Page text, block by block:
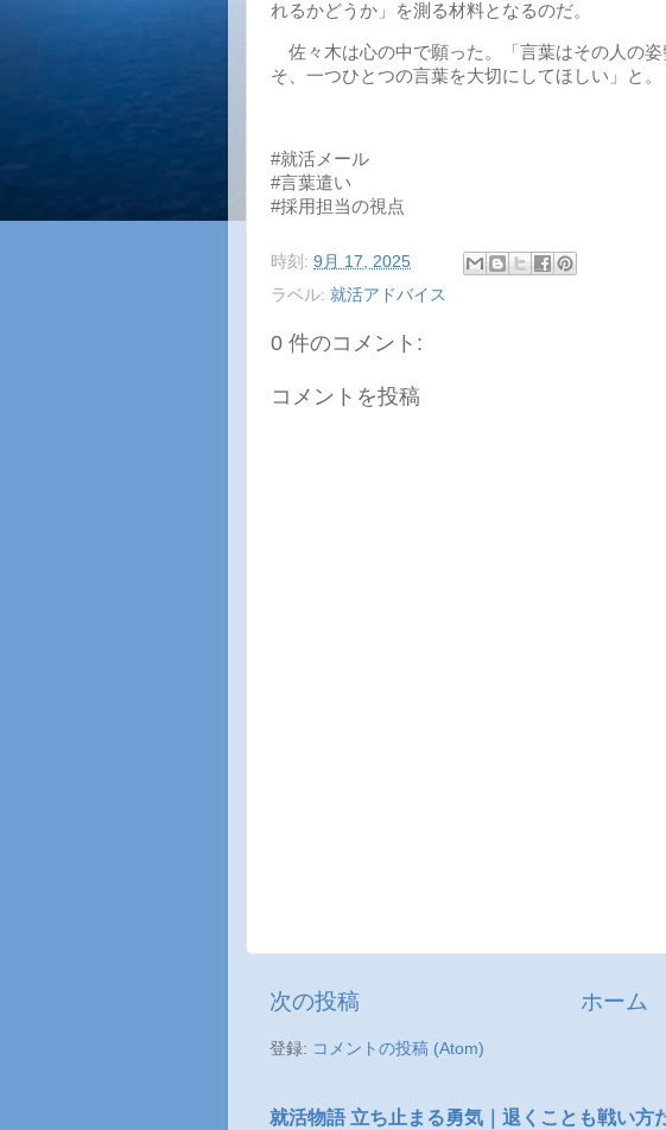
れるかどうか」を測る材料となるのだ。
佐々木は心の中で願った。「言葉はその人の
そ、一つひとつの言葉を大切にしてほしい」と。
#就活メール
#言葉遣い
#採用担当の視点
時刻: 9月 17, 2025
ラベル: 就活アドバイス
0 件のコメント:
コメントを投稿
次の投稿 ホーム
登録: コメントの投稿 (Atom)
就活物語 立ち止まる勇気｜退くことも戦い方